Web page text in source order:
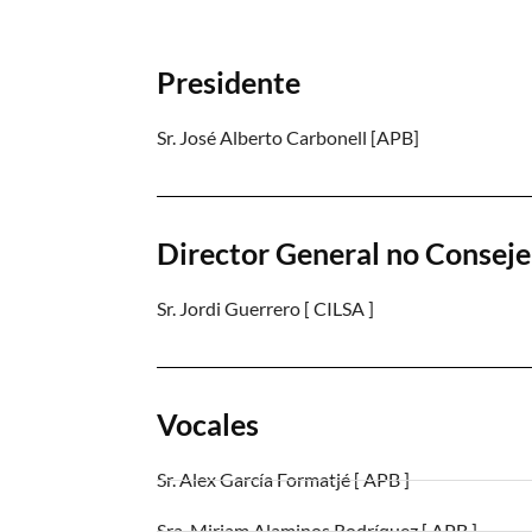
Presidente
Sr. José Alberto Carbonell [APB]
Director General no
Sr. Jordi Guerrero [ CILSA ]
Vocales
Sr. Alex García Formatjé [ APB ]